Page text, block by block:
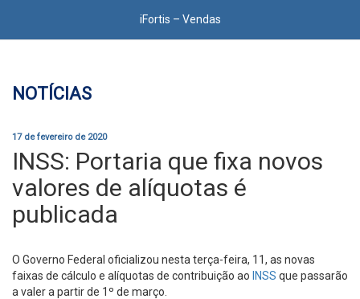
iFortis – Vendas
NOTÍCIAS
17 de fevereiro de 2020
INSS: Portaria que fixa novos
valores de alíquotas é
publicada
O Governo Federal oficializou nesta terça-feira, 11, as novas
faixas de cálculo e alíquotas de contribuição ao INSS que passarão
a valer a partir de 1º de março.